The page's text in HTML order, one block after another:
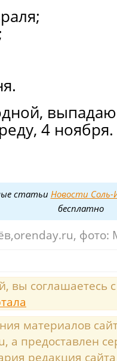
4 ноября.
статьи Новости Соль-
бесплатно
фото:
вы соглашаетесь
материалов
а предоставлен
редакция